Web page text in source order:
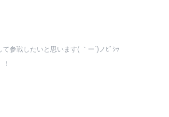
参戦したいと思います( ｀ー´)ノﾋﾞｼｯ